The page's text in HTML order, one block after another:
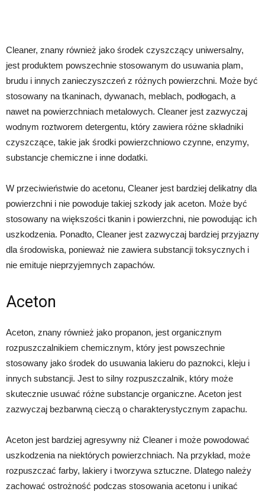
Cleaner, znany również jako środek czyszczący uniwersalny,
jest produktem powszechnie stosowanym do usuwania plam,
brudu i innych zanieczyszczeń z różnych powierzchni. Może być
stosowany na tkaninach, dywanach, meblach, podłogach, a
nawet na powierzchniach metalowych. Cleaner jest zazwyczaj
wodnym roztworem detergentu, który zawiera różne składniki
czyszczące, takie jak środki powierzchniowo czynne, enzymy,
substancje chemiczne i inne dodatki.
W przeciwieństwie do acetonu, Cleaner jest bardziej delikatny dla
powierzchni i nie powoduje takiej szkody jak aceton. Może być
stosowany na większości tkanin i powierzchni, nie powodując ich
uszkodzenia. Ponadto, Cleaner jest zazwyczaj bardziej przyjazny
dla środowiska, ponieważ nie zawiera substancji toksycznych i
nie emituje nieprzyjemnych zapachów.
Aceton
Aceton, znany również jako propanon, jest organicznym
rozpuszczalnikiem chemicznym, który jest powszechnie
stosowany jako środek do usuwania lakieru do paznokci, kleju i
innych substancji. Jest to silny rozpuszczalnik, który może
skutecznie usuwać różne substancje organiczne. Aceton jest
zazwyczaj bezbarwną cieczą o charakterystycznym zapachu.
Aceton jest bardziej agresywny niż Cleaner i może powodować
uszkodzenia na niektórych powierzchniach. Na przykład, może
rozpuszczać farby, lakiery i tworzywa sztuczne. Dlatego należy
zachować ostrożność podczas stosowania acetonu i unikać